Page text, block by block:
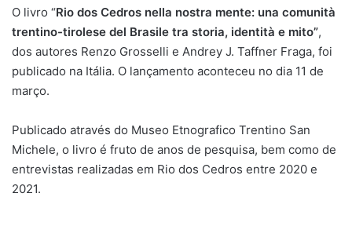
O livro “Rio dos Cedros nella nostra mente: una comunità
trentino-tirolese del Brasile tra storia, identità e mito”,
dos autores Renzo Grosselli e Andrey J. Taffner Fraga, foi
publicado na Itália. O lançamento aconteceu no dia 11 de
março.
Publicado através do Museo Etnografico Trentino San
Michele, o livro é fruto de anos de pesquisa, bem como de
entrevistas realizadas em Rio dos Cedros entre 2020 e
2021.